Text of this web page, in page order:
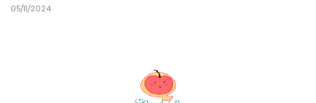
05/11/2024